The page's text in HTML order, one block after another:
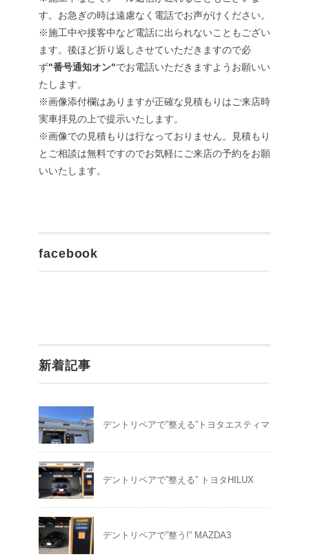
す。お急ぎの時は遠慮なく電話でお声がけください。
※施工中や接客中など電話に出られないこともござい
ます。後ほど折り返しさせていただきますので必
ず"番号通知オン"でお電話いただきますようお願いい
たします。
※画像添付欄はありますが正確な見積もりはご来店時
実車拝見の上で提示いたします。
※画像での見積もりは行なっておりません。見積もり
とご相談は無料ですのでお気軽にご来店の予約をお願
いいたします。
facebook
新着記事
デントリペアで”整える”トヨタエスティマ
デントリペアで”整える” トヨタHILUX
デントリペアで”整う!” MAZDA3